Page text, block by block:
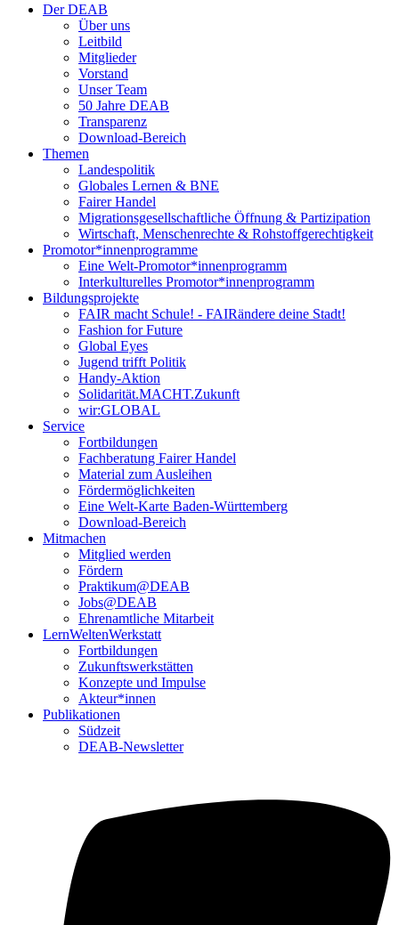
Der DEAB
Über uns
Leitbild
Mitglieder
Vorstand
Unser Team
50 Jahre DEAB
Transparenz
Download-Bereich
Themen
Landespolitik
Globales Lernen & BNE
Fairer Handel
Migrationsgesellschaftliche Öffnung & Partizipation
Wirtschaft, Menschenrechte & Rohstoffgerechtigkeit
Promotor*innen­programme
Eine Welt-Promotor*innenprogramm
Interkulturelles Promotor*innenprogramm
Bildungsprojekte
FAIR macht Schule! - FAIRändere deine Stadt!
Fashion for Future
Global Eyes
Jugend trifft Politik
Handy-Aktion
Solidarität.MACHT.Zukunft
wir:GLOBAL
Service
Fortbildungen
Fachberatung Fairer Handel
Material zum Ausleihen
Fördermöglichkeiten
Eine Welt-Karte Baden-Württemberg
Download-Bereich
Mitmachen
Mitglied werden
Fördern
Praktikum@DEAB
Jobs@DEAB
Ehrenamtliche Mitarbeit
LernWeltenWerkstatt
Fortbildungen
Zukunftswerkstätten
Konzepte und Impulse
Akteur*innen
Publikationen
Südzeit
DEAB-Newsletter